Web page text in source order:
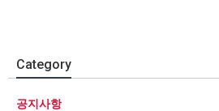
Category
공지사항